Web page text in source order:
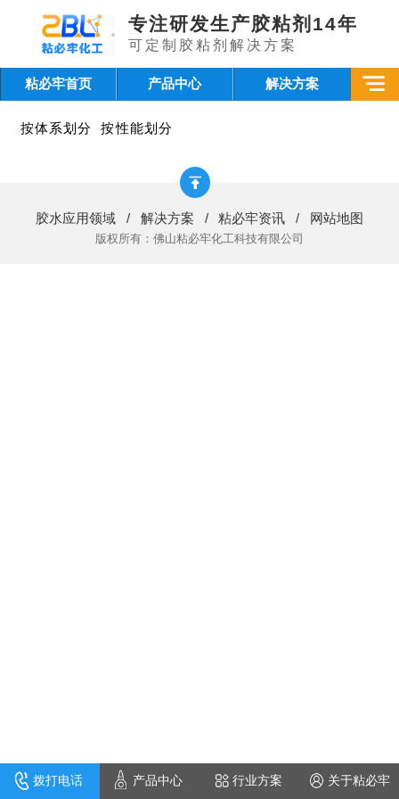
专注研发生产胶粘剂14年
可定制胶粘剂解决方案
粘必牢首页 产品中心 解决方案
按体系划分 按性能划分
胶水应用领域 / 解决方案 / 粘必牢资讯 / 网站地图
版权所有：佛山粘必牢化工科技有限公司
拨打电话 产品中心 行业方案 关于粘必牢